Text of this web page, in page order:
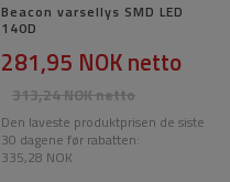
Beacon varsellys SMD LED
140D
313,24 NOKnetto
281,95 NOKnetto
Den laveste produktprisen de siste
30 dagene før rabatten:
335,28 NOK